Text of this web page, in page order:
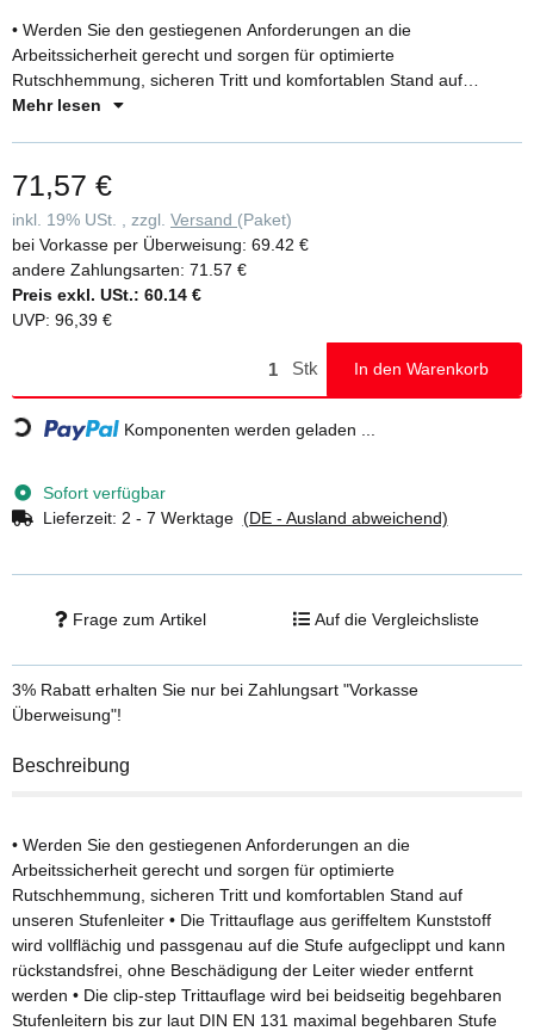
• Werden Sie den gestiegenen Anforderungen an die
Arbeitssicherheit gerecht und sorgen für optimierte
Rutschhemmung, sicheren Tritt und komfortablen Stand auf
unseren Stufenleiter • Die Trittauflage aus geriffeltem Kunststoff
werden • Die clip-step Trittauflage wird bei beidseitig begehbaren
Stufenleitern bis zur laut DIN EN 131 maximal begehbaren Stufe
aufgebracht und funktioniert so als optische Kontrolle für den
korrekten Gebrauch der Leiter • Als Zubehör einzeln für 11,00 Euro
ohne MwSt./Stück (unverbindliche Preisempfehlung) für Ihre
Stufenleiter erhältlich
Mehr lesen
71,57 €
inkl. 19% USt. , zzgl. Versand (Paket)
bei Vorkasse per Überweisung: 69.42 €
andere Zahlungsarten: 71.57 €
Preis exkl. USt.: 60.14 €
UVP: 96,39 €
Stk In den Warenkorb
Loading... Komponenten werden geladen ...
Sofort verfügbar
Lieferzeit: 2 - 7 Werktage (DE - Ausland abweichend)
Frage zum Artikel Auf die Vergleichsliste
3% Rabatt erhalten Sie nur bei Zahlungsart "Vorkasse
Überweisung"!
Beschreibung
• Werden Sie den gestiegenen Anforderungen an die
Arbeitssicherheit gerecht und sorgen für optimierte
Rutschhemmung, sicheren Tritt und komfortablen Stand auf
unseren Stufenleiter • Die Trittauflage aus geriffeltem Kunststoff
wird vollflächig und passgenau auf die Stufe aufgeclippt und kann
rückstandsfrei, ohne Beschädigung der Leiter wieder entfernt
werden • Die clip-step Trittauflage wird bei beidseitig begehbaren
Stufenleitern bis zur laut DIN EN 131 maximal begehbaren Stufe